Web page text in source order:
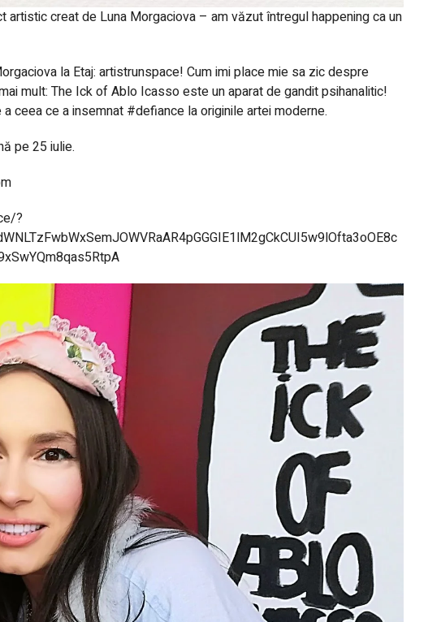
creat de Luna Morgaciova – am văzut întregul happening ca un
la Etaj: artistrunspace! Cum imi place mie sa zic despre
mult: The Ick of Ablo Icasso este un aparat de gandit psihanalitic!
ceea ce a insemnat #defiance la originile artei moderne.
pe 25 iulie.
?